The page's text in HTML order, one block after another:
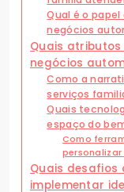
Qual é o
negócios
Quais
negócios
Como a
serviços
Quais
espaço do
Como
Quais
implementar